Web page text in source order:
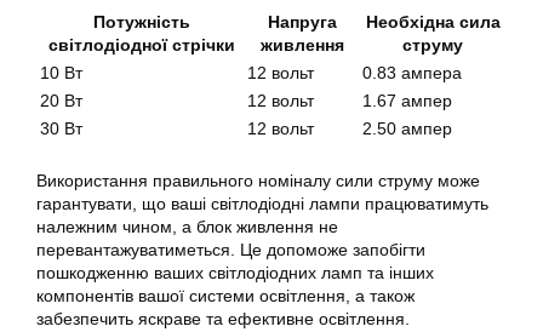
Потужність
світлодіодної стрічки
Напруга
живлення
Необхідна сила
струму
10 Вт
12 вольт
0.83 ампера
20 Вт
12 вольт
1.67 ампер
30 Вт
12 вольт 2.50 ампер
Використання правильного номіналу сили струму може
гарантувати, що ваші світлодіодні лампи працюватимуть
належним чином, а блок живлення не
перевантажуватиметься. Це допоможе запобігти
пошкодженню ваших світлодіодних ламп та інших
компонентів вашої системи освітлення, а також
забезпечить яскраве та ефективне освітлення.